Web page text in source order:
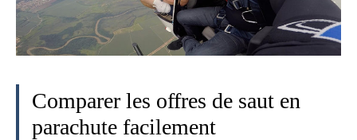
Comparer les offres de saut en
parachute facilement